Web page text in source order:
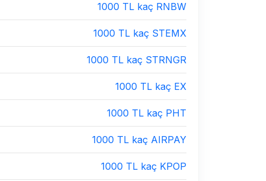
1000 TL kaç RNBW
1000 TL kaç STEMX
1000 TL kaç STRNGR
1000 TL kaç EX
1000 TL kaç PHT
1000 TL kaç AIRPAY
1000 TL kaç KPOP